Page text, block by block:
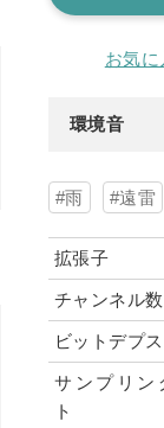
お気に
環境音
雨 遠雷
拡張子
チャンネル数
ビットデプス
サンプリン
ト